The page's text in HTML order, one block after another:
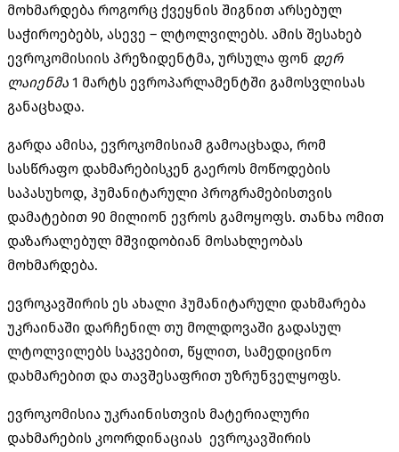
მოხმარდება როგორც ქვეყნის შიგნით არსებულ
საჭიროებებს, ასევე – ლტოლვილებს. ამის შესახებ
ევროკომისიის პრეზიდენტმა, ურსულა ფონ დერ
ლაიენმა 1 მარტს ევროპარლამენტში გამოსვლისას
განაცხადა.
გარდა ამისა, ევროკომისიამ გამოაცხადა, რომ
სასწრაფო დახმარებისკენ გაეროს მოწოდების
საპასუხოდ, ჰუმანიტარული პროგრამებისთვის
დამატებით 90 მილიონ ევროს გამოყოფს. თანხა ომით
დაზარალებულ მშვიდობიან მოსახლეობას
მოხმარდება.
ევროკავშირის ეს ახალი ჰუმანიტარული დახმარება
უკრაინაში დარჩენილ თუ მოლდოვაში გადასულ
ლტოლვილებს საკვებით, წყლით, სამედიცინო
დახმარებით და თავშესაფრით უზრუნველყოფს.
ევროკომისია უკრაინისთვის მატერიალური
დახმარების კოორდინაციას ევროკავშირის